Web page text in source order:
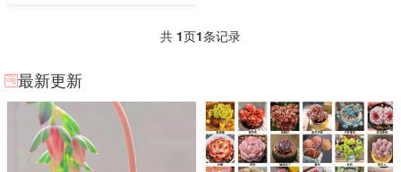
共 1页1条记录
最新更新